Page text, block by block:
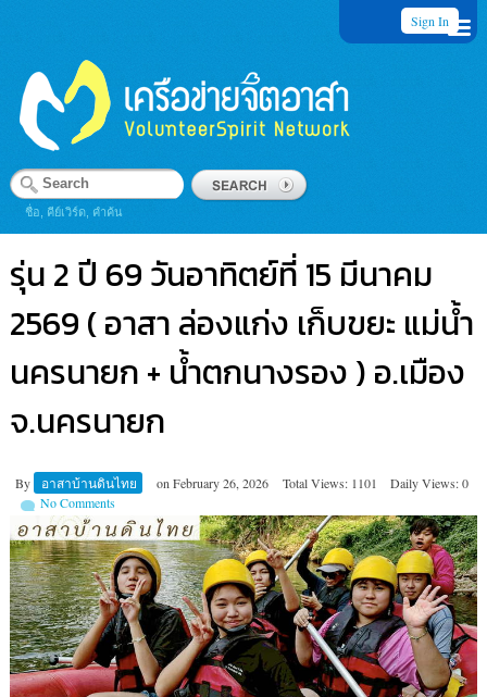
Sign In
ชื่อ, คีย์เวิร์ด, คำค้น
รุ่น 2 ปี 69 วันอาทิตย์ที่ 15 มีนาคม
2569 ( อาสา ล่องแก่ง เก็บขยะ แม่น้ำ
นครนายก + น้ำตกนางรอง ) อ.เมือง
จ.นครนายก
By อาสาบ้านดินไทย on February 26, 2026 Total Views: 1101
Daily Views: 0
No Comments